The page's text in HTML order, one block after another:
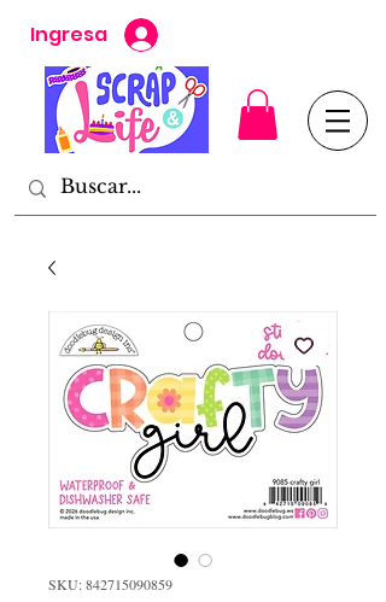
Ingresa
SKU: 842715090859